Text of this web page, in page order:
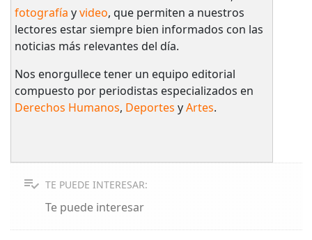
fotografía yvideo, que permiten a nuestros
lectores estar siempre bien informados con las
noticias más relevantes del día.
Nos enorgullece tener un equipo editorial
compuesto por periodistas especializados en
Derechos Humanos, Deportes yArtes.
TE PUEDE INTERESAR:
Te puede interesar